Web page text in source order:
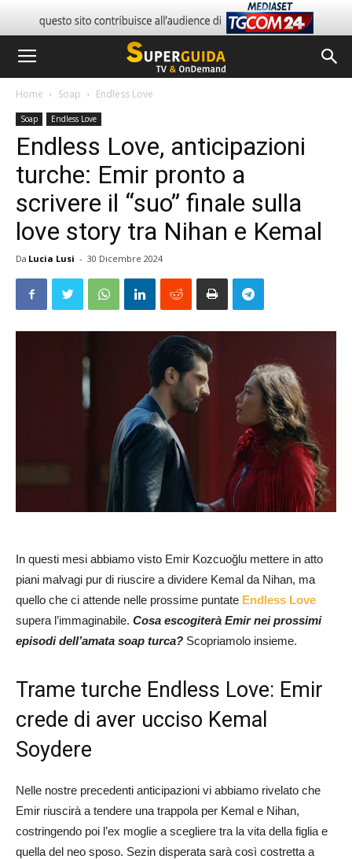
Home Soap Endless Love
Soap Endless Love
Endless Love, anticipazioni
turche: Emir pronto a
scrivere il “suo” finale sulla
love story tra Nihan e Kemal
Da Lucia Lusi - 30 Dicembre 2024
In questi mesi abbiamo visto Emir Kozcuoğlu mettere in atto
piani malvagi pur di riuscire a dividere Kemal da Nihan, ma
quello che ci attende nelle prossime puntate Endless Love
supera l’immaginabile. Cosa escogiterà Emir nei prossimi
episodi dell’amata soap turca? Scopriamolo insieme.
Trame turche Endless Love: Emir
crede di aver ucciso Kemal
Soydere
Nelle nostre precedenti anticipazioni vi abbiamo rivelato che
Emir riuscirà a tendere una trappola per Kemal e Nihan,
costringendo poi l’ex moglie a scegliere tra la vita della figlia e
quella del neo sposo. Sezin disperata sarà così costretta a